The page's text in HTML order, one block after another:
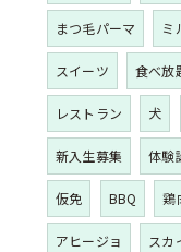
まつ毛パーマ ミ
スイーツ 食べ放
レストラン 犬
新入生募集 体験
仮免 BBQ 鶏
アヒージョ スカ